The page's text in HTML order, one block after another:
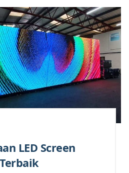
LED Screen